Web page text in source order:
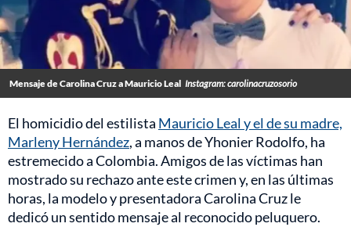
Mensaje de Carolina Cruz a Mauricio Leal Instagram: carolinacruzosorio
El homicidio del estilista Mauricio Leal y el de su madre,
Marleny Hernández, a manos de Yhonier Rodolfo, ha
estremecido a Colombia. Amigos de las víctimas han
mostrado su rechazo ante este crimen y, en las últimas
horas, la modelo y presentadora Carolina Cruz le
dedicó un sentido mensaje al reconocido peluquero.